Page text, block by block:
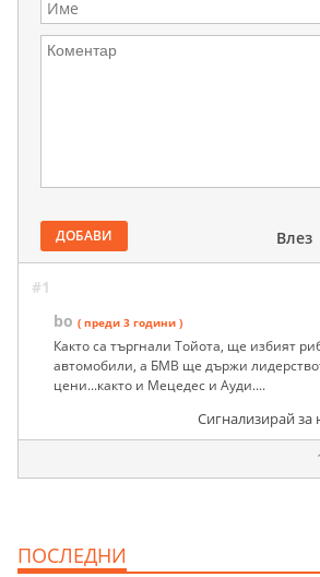
ДОБАВИ Влез
#1
bo ( преди 3 години )
Както са търгнали Тойота, ще избият
автомобили, а БМВ ще държи
цени...както и Мецедес и Ауди....
Сигнализирай за
ПОСЛЕДНИ